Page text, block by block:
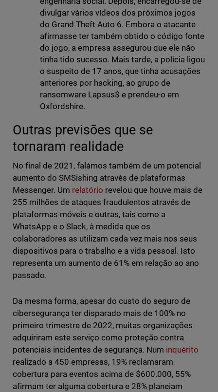
divulgar vários vídeos dos próximos jogos
do Grand Theft Auto 6. Embora o atacante
afirmasse ter também obtido o código fonte
do jogo, a empresa assegurou que ele não
tinha tido sucesso. Mais tarde, a polícia ligou
o suspeito de 17 anos, que tinha acusações
anteriores por hacking, ao grupo de
ransomware Lapsus$ e prendeu-o em
Oxfordshire.
Outras previsões que se
tornaram realidade
No final de 2021, falámos também de um potencial
aumento do SMSishing através de plataformas
Messenger. Um relatório revelou que houve mais de
255 milhões de ataques fraudulentos através de
plataformas móveis e outras, tais como a
WhatsApp e o Slack, à medida que os
colaboradores as utilizam cada vez mais nos seus
dispositivos para o trabalho e a vida pessoal. Isto
representa um aumento de 61% em relação ao ano
passado.
Da mesma forma, apesar do custo do seguro de
cibersegurança ter disparado mais de 100% no
primeiro trimestre de 2022, muitas organizações
adquiriram este serviço como proteção contra
potenciais incidentes de segurança. Num inquérito
realizado a 450 empresas, 19% reclamaram
cobertura para eventos acima de $600.000, 55%
afirmam ter alguma cobertura e 28% planeiam